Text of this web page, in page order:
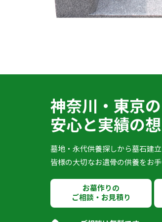
神奈川・東京
安心と実績の想
墓地・永代供養探しから墓石建
皆様の大切なお遺骨の供養をお
お墓作りの
ご相談・お見積り